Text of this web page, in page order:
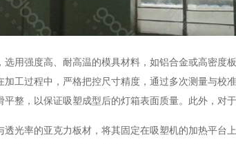
强度高、耐高温的模具材料，如铝合金或高密度
加工过程中，严格把控尺寸精度，通过多次测量与
平整，以保证吸塑成型后的灯箱表面质量。此外，对
率的亚克力板材，将其固定在吸塑机的加热平台